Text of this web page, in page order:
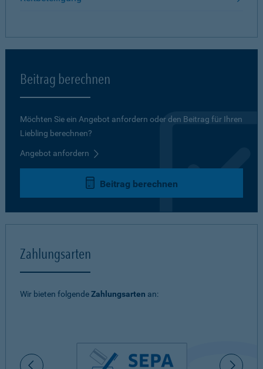
Beitrag berechnen
Möchten Sie ein Angebot anfordern oder den Beitrag für Ihren
Liebling berechnen?
Angebot anfordern
Beitrag berechnen
Zahlungsarten
Wir bieten folgendeZahlungsarten an: